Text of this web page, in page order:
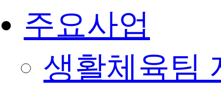
주요사업
생활체육팀